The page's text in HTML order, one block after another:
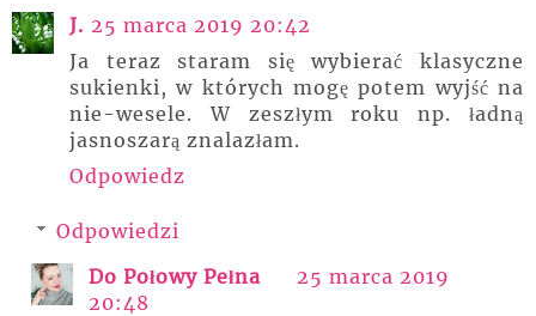
J. 25 marca 2019 20:42
Ja teraz staram się wybierać klasyczne
sukienki, w których mogę potem wyjść na
nie-wesele. W zeszłym roku np. ładną
jasnoszarą znalazłam.
Odpowiedz
Odpowiedzi
Do Połowy Pełna
25 marca 2019
20:48